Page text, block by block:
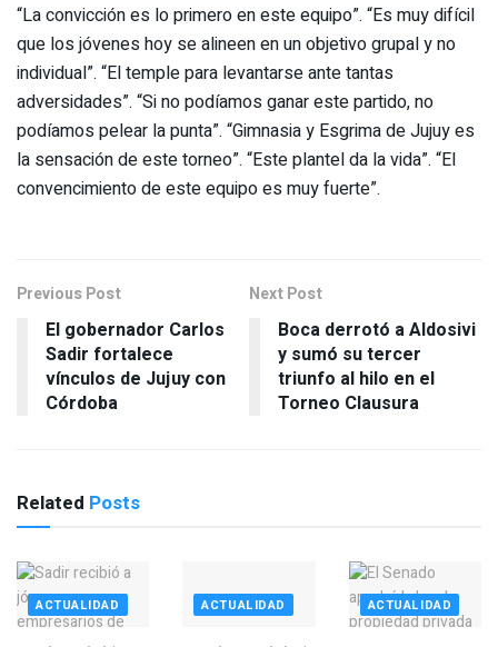
“La convicción es lo primero en este equipo”. “Es muy difícil
que los jóvenes hoy se alineen en un objetivo grupal y no
individual”. “El temple para levantarse ante tantas
adversidades”. “Si no podíamos ganar este partido, no
podíamos pelear la punta”. “Gimnasia y Esgrima de Jujuy es
la sensación de este torneo”. “Este plantel da la vida”. “El
convencimiento de este equipo es muy fuerte”.
Previous Post
El gobernador Carlos
Sadir fortalece
vínculos de Jujuy con
Córdoba
Next Post
Boca derrotó a Aldosivi
y sumó su tercer
triunfo al hilo en el
Torneo Clausura
Related Posts
ACTUALIDAD ACTUALIDAD ACTUALIDAD